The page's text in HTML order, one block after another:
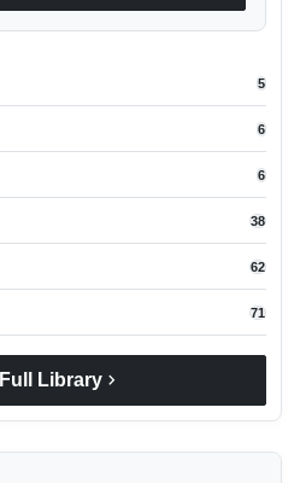
5
6
6
38
62
71
Library chevron_right